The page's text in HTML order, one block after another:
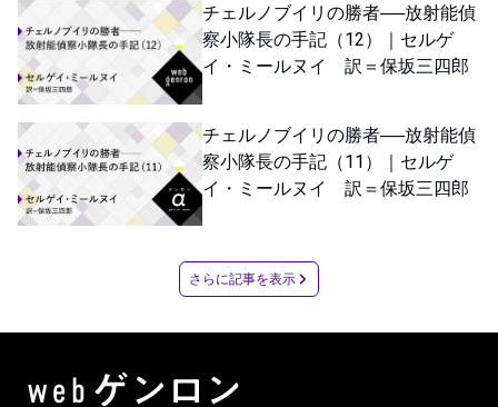
チェルノブイリの勝者──放射能偵
察小隊長の手記（12）｜セルゲ
イ・ミールヌイ 訳＝保坂三四郎
チェルノブイリの勝者──放射能偵
察小隊長の手記（11）｜セルゲ
イ・ミールヌイ 訳＝保坂三四郎
さらに記事を表示